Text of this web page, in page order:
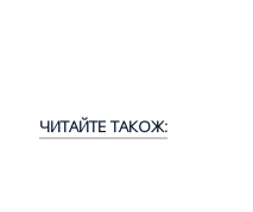
ЧИТАЙТЕ ТАКОЖ: